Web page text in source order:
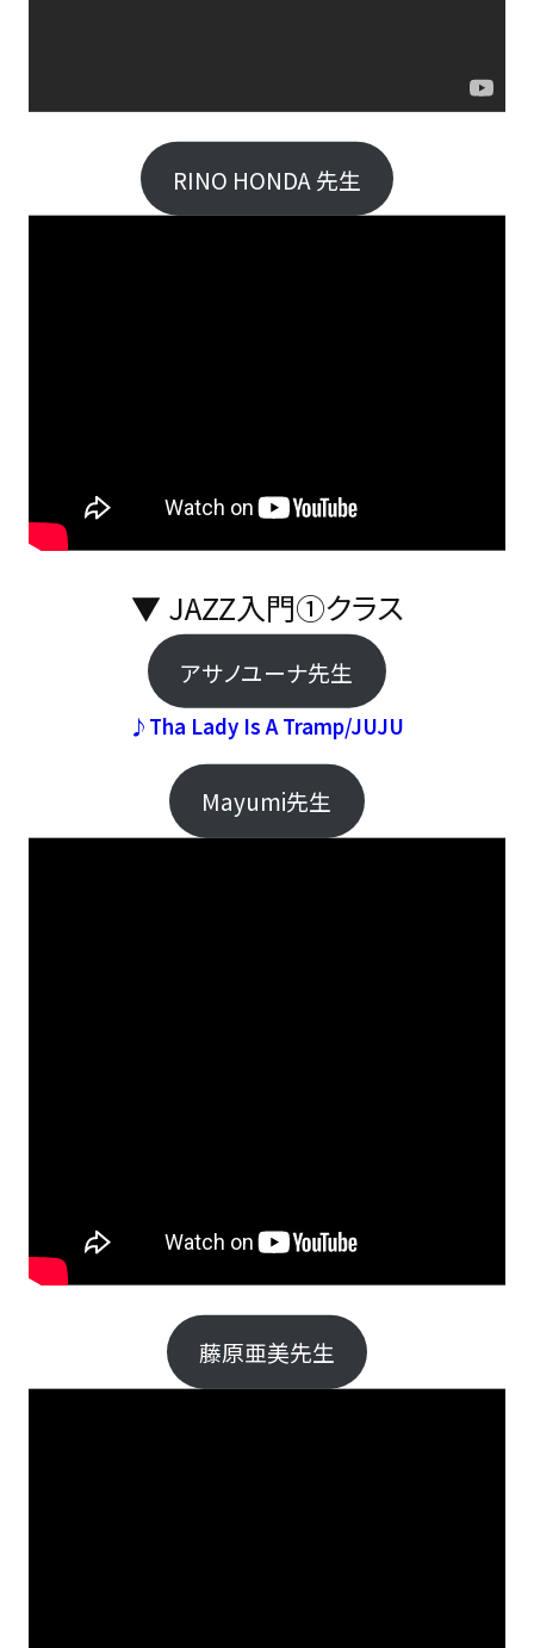
RINO HONDA 先生
▼ JAZZ入門①クラス
アサノユーナ先生
♪Tha Lady Is A Tramp/JUJU
Mayumi先生
藤原亜美先生